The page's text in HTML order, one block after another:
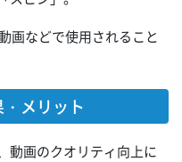
画などで使用されること
メリット
動画のクオリティ向上に